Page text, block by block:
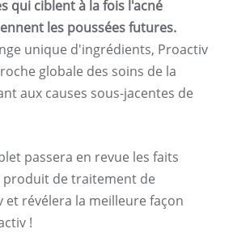
qui ciblent à la fois l'acné
les poussées futures.
unique d'ingrédients, Proactiv
globale des soins de la
aux causes sous-jacentes de
passera en revue les faits
produit de traitement de
et révélera la meilleure façon
!